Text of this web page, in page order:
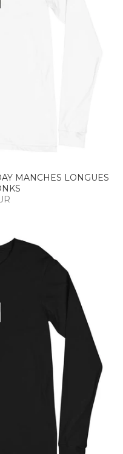
MANCHES LONGUES